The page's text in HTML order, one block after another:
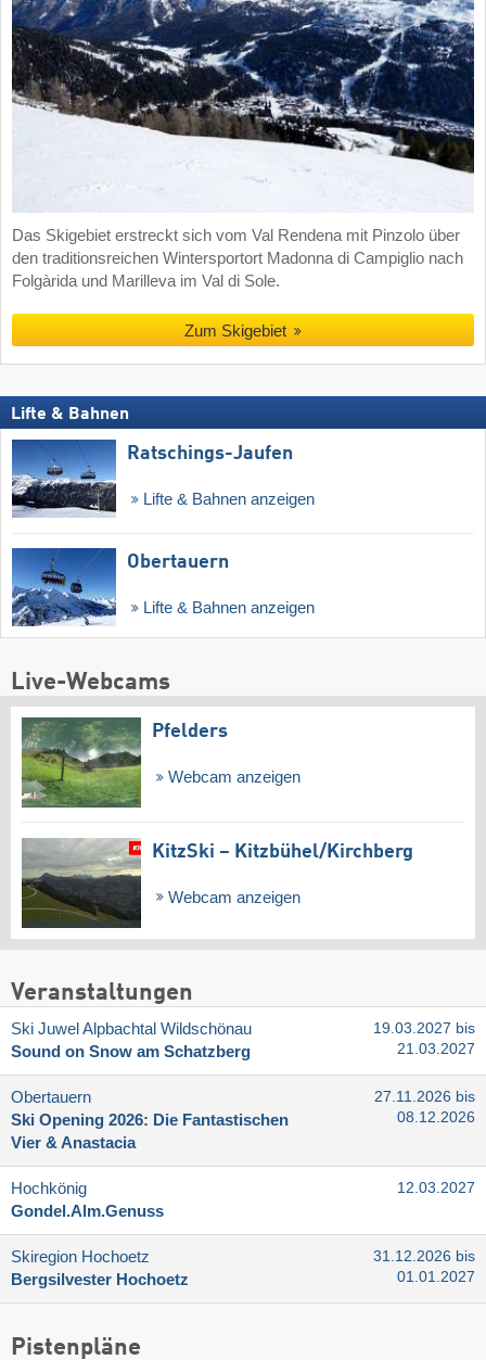
Das Skigebiet erstreckt sich vom Val Rendena mit Pinzolo über
den traditionsreichen Wintersportort Madonna di Campiglio nach
Folgàrida und Marilleva im Val di Sole.
Zum Skigebiet
Lifte & Bahnen
Ratschings-Jaufen
Lifte & Bahnen anzeigen
Obertauern
Lifte & Bahnen anzeigen
Live-Webcams
Pfelders
Webcam anzeigen
KitzSki – Kitzbühel/​Kirchberg
Webcam anzeigen
Veranstaltungen
Ski Juwel Alpbachtal Wildschönau
Sound on Snow am Schatzberg
19.03.2027 bis
21.03.2027
Obertauern
Ski Opening 2026: Die Fantastischen
Vier & Anastacia
27.11.2026 bis
08.12.2026
Hochkönig
Gondel.Alm.Genuss
12.03.2027
Skiregion Hochoetz
Bergsilvester Hochoetz
31.12.2026 bis
01.01.2027
Pistenpläne